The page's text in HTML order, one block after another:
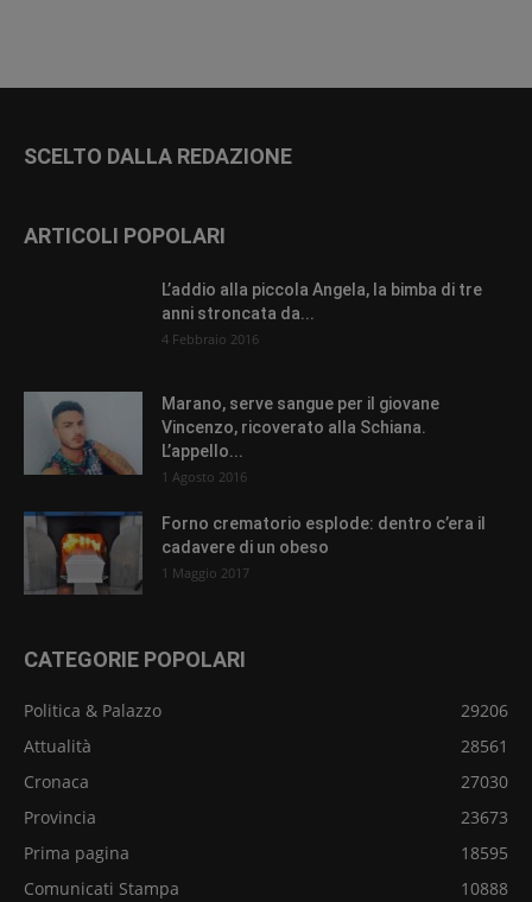
SCELTO DALLA REDAZIONE
ARTICOLI POPOLARI
L’addio alla piccola Angela, la bimba di tre
anni stroncata da...
4 Febbraio 2016
Marano, serve sangue per il giovane
Vincenzo, ricoverato alla Schiana.
L’appello...
1 Agosto 2016
Forno crematorio esplode: dentro c’era il
cadavere di un obeso
1 Maggio 2017
CATEGORIE POPOLARI
Politica & Palazzo
29206
Attualità
28561
Cronaca
27030
Provincia
23673
Prima pagina
18595
Comunicati Stampa
10888